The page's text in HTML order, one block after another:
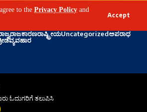
to the Privacy Policy and
Accept
ರಾಜಕಾರಣರಾಷ್ಟ್ರೀಯUncategorizedಅಪರಾಧ
ವ್ಯವಹಾರ
ಓದುಗರಿಗೆ ತಲುಪಿಸಿ